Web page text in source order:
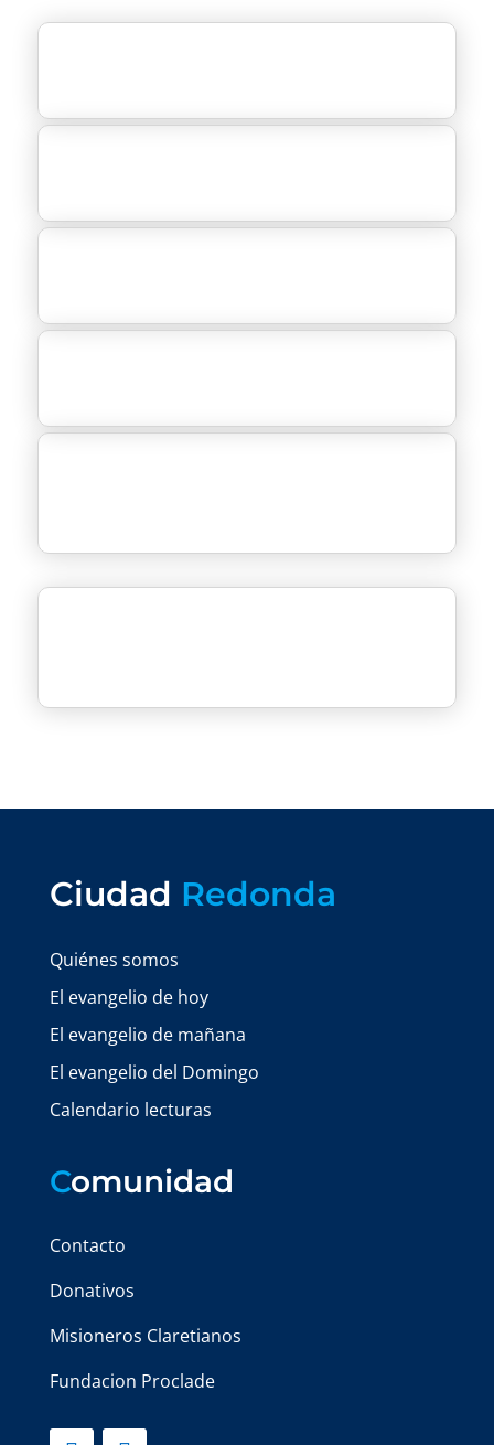
Ciudad Redonda
Quiénes somos
El evangelio de hoy
El evangelio de mañana
El evangelio del Domingo
Calendario lecturas
Comunidad
Contacto
Donativos
Misioneros Claretianos
Fundacion Proclade